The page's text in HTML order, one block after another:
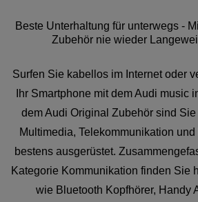
Geschäftskunden
Beste Unterhaltung für unterwegs -
Zubehör nie wieder
Surfen Sie kabellos im Internet oder
Ihr Smartphone mit dem Audi music
dem Audi Original Zubehör sind
Multimedia, Telekommunikation
bestens ausgerüstet.
Kategorie Kommunikation finden Sie
wie Bluetooth Kopfhörer, Handy